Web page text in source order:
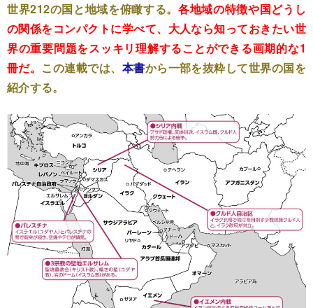
世界212の国と地域を俯瞰する。 各地域の特徴や国どうし
の関係をコンパクトに学べて、大人なら知っておきたい世
界の重要問題をスッキリ理解することができる画期的な1
冊だ。 この連載では、 本書から一部を抜粋して世界の国を
紹介する。